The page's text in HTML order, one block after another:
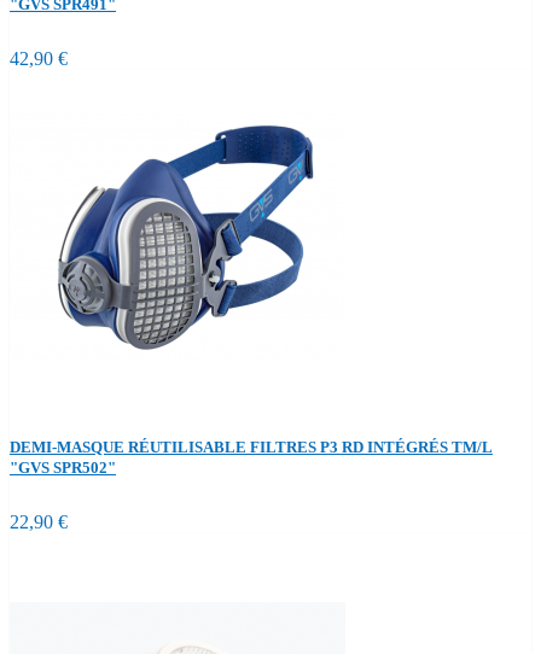
"GVS SPR491"
42,90 €
DEMI-MASQUE RÉUTILISABLE FILTRES P3 RD INTÉGRÉS TM/L
"GVS SPR502"
22,90 €